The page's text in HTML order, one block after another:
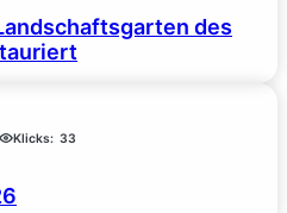
des
Klicks: 33